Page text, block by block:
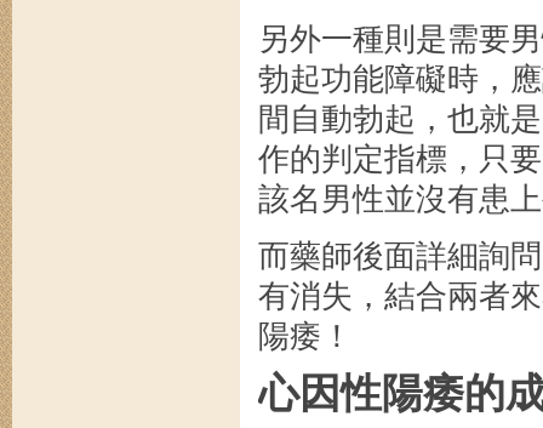
另外一種則是需要
勃起功能障礙時，
間自動勃起，也就
作的判定指標，只
該名男性並沒有患
而藥師後面詳細詢
有消失，結合兩者
陽痿！
心因性陽痿的